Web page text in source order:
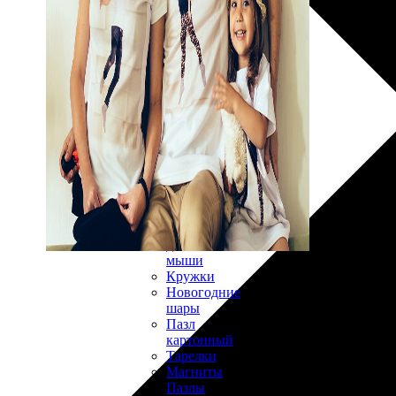
30х40
20х45
30х60
30х90
40х40
40х60
50х70
Пенокартон
Модульные
картины
ФотоПостеры
ФотоПодушки
Фотоcувениры
Значки
Коврик
для
мыши
Кружки
Новогодние
шары
Пазл
картонный
Тарелки
Магниты
Пазлы